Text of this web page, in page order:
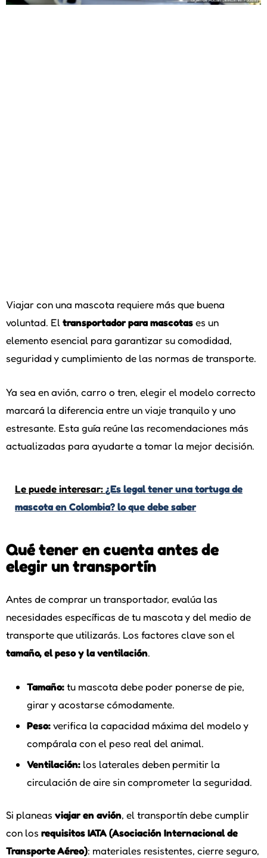
Viajar con una mascota requiere más que buena
voluntad. Eltransportador para mascotases un
elemento esencial para garantizar su comodidad,
seguridad y cumplimiento de las normas de transporte.
Ya sea en avión, carro o tren, elegir el modelo correcto
marcará la diferencia entre un viaje tranquilo y uno
estresante. Esta guía reúne las recomendaciones más
actualizadas para ayudarte a tomar la mejor decisión.
Le puede interesar:¿Es legal tener una tortuga de
mascota en Colombia? lo que debe saber
Qué tener en cuenta antes de
elegir un transportín
Antes de comprar un transportador, evalúa las
necesidades específicas de tu mascota y del medio de
transporte que utilizarás. Los factores clave son el
tamaño, el peso y la ventilación.
Tamaño:tu mascota debe poder ponerse de pie,
girar y acostarse cómodamente.
Peso:verifica la capacidad máxima del modelo y
compárala con el peso real del animal.
Ventilación: los laterales deben permitir la
circulación de aire sin comprometer la seguridad.
Si planeas viajar en avión, el transportín debe cumplir
con los requisitos IATA (Asociación Internacional de
Transporte Aéreo): materiales resistentes, cierre seguro,